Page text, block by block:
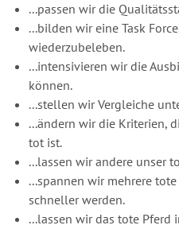
...passen wir die
...bilden wir eine Task
wiederzubeleben.
...intensivieren wir die
können.
...stellen wir Vergleiche
...ändern wir die Kriterien,
tot ist.
...lassen wir andere unser
...spannen wir mehrere
schneller werden.
...lassen wir das tote Pferd